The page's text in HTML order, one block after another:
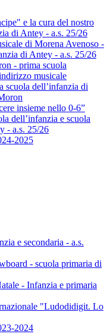
e la cura del nostro
di Antey - a.s. 25/26
di Morena Avenoso -
di Antey - a.s. 25/26
- prima scuola
musicale
scuola dell’infanzia di
insieme nello 0-6”
dell’infanzia e scuola
- a.s. 25/26
2025
e secondaria - a.s.
- scuola primaria di
- Infanzia e primaria
"Ludodidigit. Lo
2024